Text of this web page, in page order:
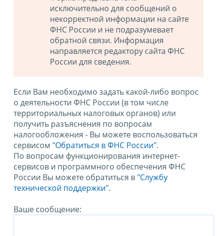
исключительно для сообщений о
некорректной информации на сайте
ФНС России и не подразумевает
обратной связи. Информация
направляется редактору сайта ФНС
России для сведения.
Если Вам необходимо задать какой-либо вопрос
о деятельности ФНС России (в том числе
территориальных налоговых органов) или
получить разъяснения по вопросам
налогообложения - Вы можете воспользоваться
сервисом "Обратиться в ФНС России".
По вопросам функционирования интернет-
сервисов и программного обеспечения ФНС
России Вы можете обратиться в "Службу
технической поддержки".
Ваше сообщение: